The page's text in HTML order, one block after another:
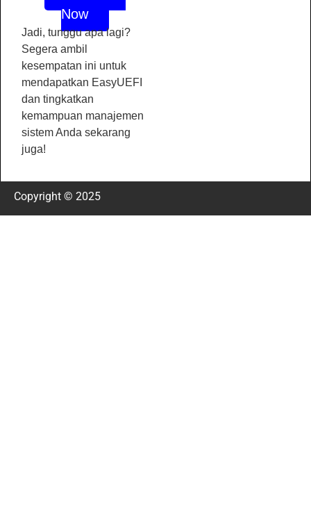
Now
Jadi, tunggu apa lagi?
Segera ambil
kesempatan ini untuk
mendapatkan EasyUEFI
dan tingkatkan
kemampuan manajemen
sistem Anda sekarang
juga!
Copyright © 2025